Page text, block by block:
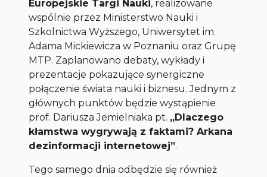
Europejskie Targi Nauki, realizowane
wspólnie przez Ministerstwo Nauki i
Szkolnictwa Wyższego, Uniwersytet im.
Adama Mickiewicza w Poznaniu oraz Grupę
MTP. Zaplanowano debaty, wykłady i
prezentacje pokazujące synergiczne
połączenie świata nauki i biznesu. Jednym z
głównych punktów będzie wystąpienie
prof. Dariusza Jemielniaka pt. „Dlaczego
kłamstwa wygrywają z faktami? Arkana
dezinformacji internetowej”.
Tego samego dnia odbędzie się również